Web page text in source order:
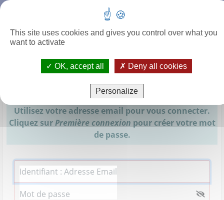
Assistant(e) maternel(le)
Utilisez votre adresse email pour vous connecter.
Cliquez surPremière connexion pour créer votre mot
de passe.
Adresse Email
Mot de passe
This site uses cookies and gives you control over what you
want to activate
✓ OK, accept all ✗ Deny all cookies
Personalize